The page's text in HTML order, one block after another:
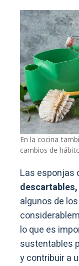
En la cocina
cambios de
Las esponjas
descartables,
algunos de
lo que es
sustentables
y contribuir a